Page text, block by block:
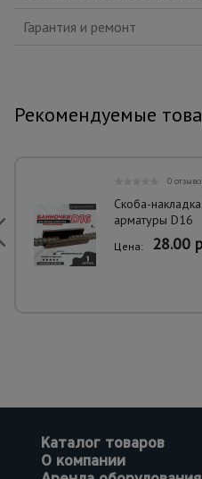
Гарантия и ремонт
Рекомендуемые
0
Скоба-
арматуры D16
Цена: 28.00
Каталог товаров
О компании